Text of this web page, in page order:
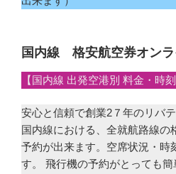
国内線 格安航空券オン
【国内線 出発空港別 料金・時
安心と信頼で創業2７年のリバ
国内線における、全就航路線の
予約が出来ます。空席状況・時
す。 飛行機の予約がとっても